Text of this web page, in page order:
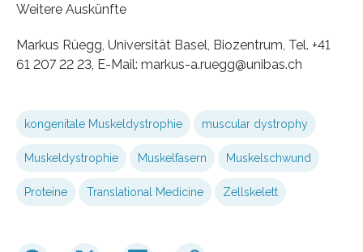
Weitere Auskünfte
Markus Rüegg, Universität Basel, Biozentrum, Tel. +41
61 207 22 23, E-Mail: markus-a.ruegg@unibas.ch
kongenitale Muskeldystrophie muscular dystrophy
Muskeldystrophie Muskelfasern Muskelschwund
Proteine Translational Medicine Zellskelett